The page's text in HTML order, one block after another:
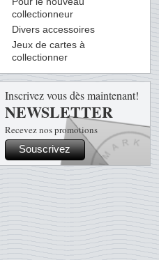
collectionneur
Divers accessoires
Jeux de cartes à
collectionner
Inscrivez vous dès maintenant!
NEWSLETTER
Recevez nos promotions
Souscrivez